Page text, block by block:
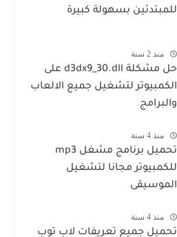
للمبتدئين بسهولة كبيرة
منذ 2 سنة
حل مشكلة d3dx9_30.dll على
الكمبيوتر لتشغيل جميع الالعاب
والبرامج
منذ 4 سنة
تحميل برنامج مشغل mp3
للكمبيوتر مجانا لتشغيل
الموسيقى
منذ 4 سنة
تحميل جميع تعريفات لاب توب